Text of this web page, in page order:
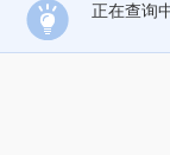
正在查询